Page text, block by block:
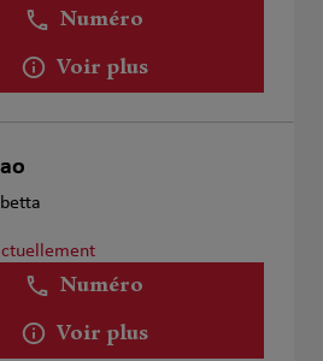
Numéro
Voir plus
Numéro
Voir plus